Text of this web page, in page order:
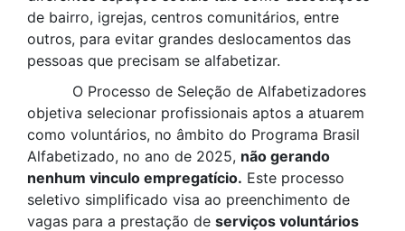
de bairro, igrejas, centros comunitários, entre
outros, para evitar grandes deslocamentos das
pessoas que precisam se alfabetizar.
O Processo de Seleção de Alfabetizadores
objetiva selecionar profissionais aptos a atuarem
como voluntários, no âmbito do Programa Brasil
Alfabetizado, no ano de 2025, não gerando
nenhum vinculo empregatício. Este processo
seletivo simplificado visa ao preenchimento de
vagas para a prestação de serviços voluntários